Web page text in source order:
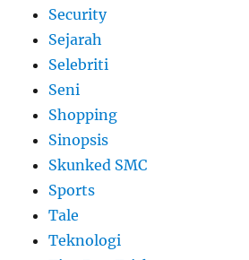
Security
Sejarah
Selebriti
Seni
Shopping
Sinopsis
Skunked SMC
Sports
Tale
Teknologi